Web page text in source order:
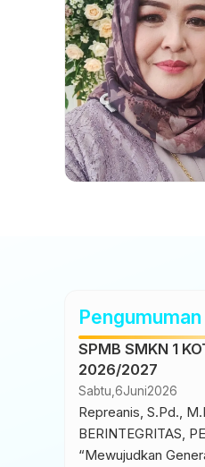
Pengumuman
SPMB SMKN 1
2026/2027
Sabtu, 6Juni2026
Repreanis, S.Pd.,
BERINTEGRITAS,
“Mewujudkan